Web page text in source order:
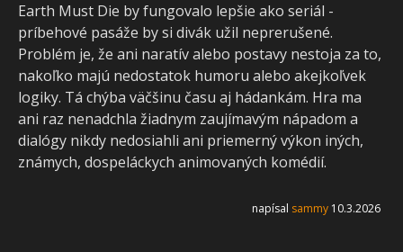
Earth Must Die by fungovalo lepšie ako seriál -
príbehové pasáže by si divák užil neprerušené.
Problém je, že ani naratív alebo postavy nestoja za to,
nakoľko majú nedostatok humoru alebo akejkoľvek
logiky. Tá chýba väčšinu času aj hádankám. Hra ma
ani raz nenadchla žiadnym zaujímavým nápadom a
dialógy nikdy nedosiahli ani priemerný výkon iných,
známych, dospeláckych animovaných komédií.
napísal sammy 10.3.2026